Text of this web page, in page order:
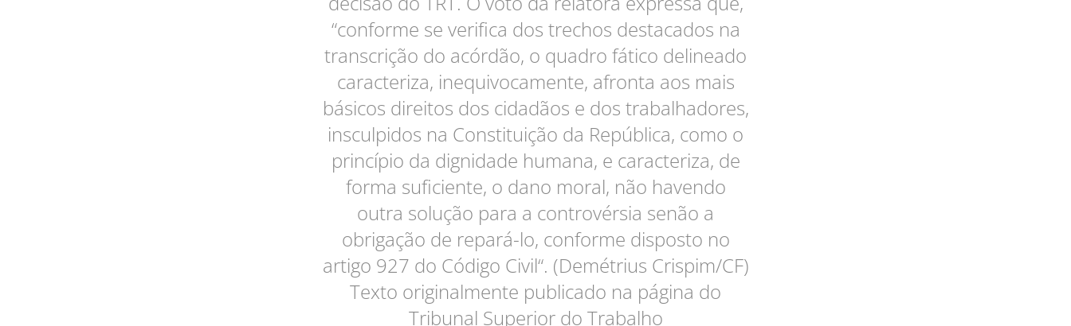
“conforme se verifica dos trechos destacados na
transcrição do acórdão, o quadro fático delineado
caracteriza, inequivocamente, afronta aos mais
básicos direitos dos cidadãos e dos trabalhadores,
insculpidos na Constituição da República, como o
princípio da dignidade humana, e caracteriza, de
forma suficiente, o dano moral, não havendo
outra solução para a controvérsia senão a
obrigação de repará-lo, conforme disposto no
artigo 927 do Código Civil“. (Demétrius Crispim/CF)
Texto originalmente publicado na página do
Tribunal Superior do Trabalho